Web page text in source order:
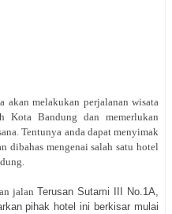
akan melakukan perjalanan wisata
Kota Bandung dan memerlukan
Tentunya anda dapat menyimak
dibahas mengenai salah satu hotel
jalanTerusan Sutami III No.1A,
pihak hotel ini berkisar mulai